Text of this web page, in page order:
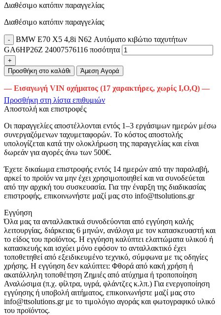
Διαθέσιμο κατόπιν παραγγελίας
Διαθέσιμο κατόπιν παραγγελίας
BMW E70 X5 4,8i N62 Αυτόματο κιβώτιο ταχυτήτων
GA6HP26Z 24007576116 ποσότητα
Προσθήκη στο καλάθι Άμεση Αγορά
— Εισαγωγή VIN οχήματος (17 χαρακτήρες, χωρίς I,O,Q) —
Προσθήκη στη λίστα επιθυμιών
Αποστολή και επιστροφές
Οι παραγγελίες αποστέλλονται εντός 1–3 εργάσιμων ημερών μέσω
συνεργαζόμενων ταχυμεταφορών. Το κόστος αποστολής
υπολογίζεται κατά την ολοκλήρωση της παραγγελίας και είναι
δωρεάν για αγορές άνω των 500€.
Έχετε δικαίωμα επιστροφής εντός 14 ημερών από την παραλαβή,
αρκεί το προϊόν να μην έχει χρησιμοποιηθεί και να συνοδεύεται
από την αρχική του συσκευασία. Για την έναρξη της διαδικασίας
επιστροφής, επικοινωνήστε μαζί μας στο info@ttsolutions.gr
Εγγύηση
Όλα μας τα ανταλλακτικά συνοδεύονται από εγγύηση καλής
λειτουργίας, διάρκειας 6 μηνών, ανάλογα με τον κατασκευαστή και
το είδος του προϊόντος. Η εγγύηση καλύπτει ελαττώματα υλικού ή
κατασκευής και ισχύει μόνο εφόσον το ανταλλακτικό έχει
τοποθετηθεί από εξειδικευμένο τεχνικό, σύμφωνα με τις οδηγίες
χρήσης. Η εγγύηση δεν καλύπτει: Φθορά από κακή χρήση ή
ακατάλληλη τοποθέτηση Ζημιές από ατύχημα ή τροποποίηση
Αναλώσιμα (π.χ. φίλτρα, υγρά, φλάντζες κ.λπ.) Για ενεργοποίηση
εγγύησης ή υποβολή αιτήματος, επικοινωνήστε μαζί μας στο
info@ttsolutions.gr με το τιμολόγιο αγοράς και φωτογραφικό υλικό
του προϊόντος.